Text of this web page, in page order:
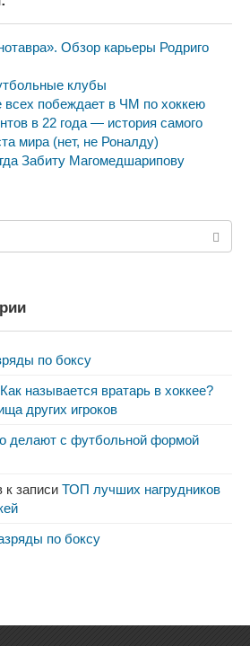
Обзор карьеры Родриго
клубы
всех побеждает в ЧМ по хоккею
в 22 года — история самого
мира (нет, не Роналду)
Забиту Магомедшарипову
по боксу
Как называется вратарь в хоккее?
других игроков
делают с футбольной формой
к записи ТОП лучших нагрудников
по боксу